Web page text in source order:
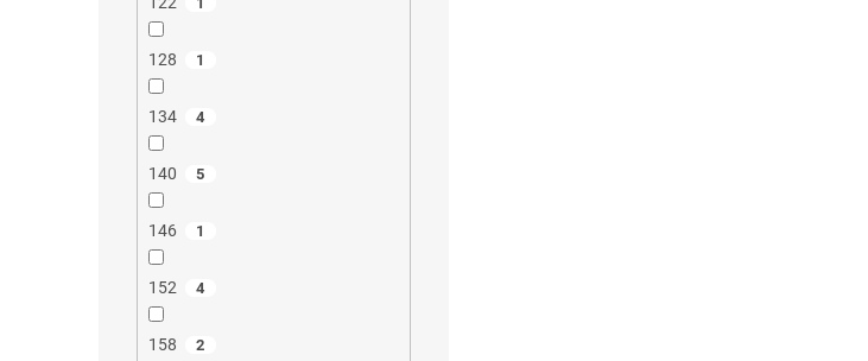
128 1
134 4
140 5
146 1
152 4
158 2